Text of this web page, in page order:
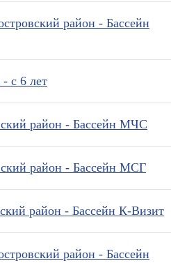
район - Бассейн
с 6 лет
район - Бассейн МЧС
район - Бассейн МСГ
район - Бассейн К-Визит
район - Бассейн